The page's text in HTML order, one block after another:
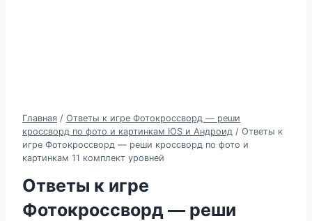
Главная / Ответы к игре Фотокроссворд — реши
кроссворд по фото и картинкам IOS и Андроид / Ответы к
игре Фотокроссворд — реши кроссворд по фото и
картинкам 11 комплект уровней
Ответы к игре
Фотокроссворд — реши